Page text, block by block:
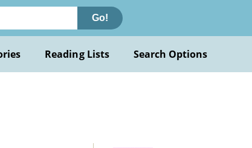
Go!
Reading Lists Search Options